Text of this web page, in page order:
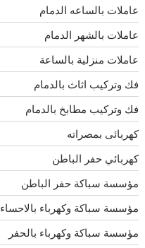
عاملات بالساعه الدمام
عاملات بالشهر الدمام
عاملات منزلية بالساعة
فك وتركيب اثاث بالدمام
فك وتركيب مطابخ بالدمام
كهربائى بمصراته
كهربائي حفر الباطن
مؤسسة سباكة حفر الباطن
مؤسسة سباكة وكهرباء بالاحساء
مؤسسة سباكة وكهرباء بالحفر